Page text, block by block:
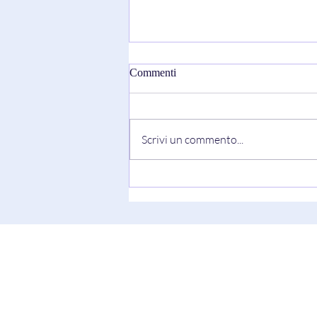
Commenti
Scrivi un commento...